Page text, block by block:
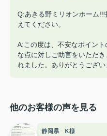
Q:あきる野ミリオンホーム
えてください。
A:この度は、不安なポイン
な点に対しご助言をいただ
れました。ありがとうござい
他のお客様の声を見る
静岡県 K様